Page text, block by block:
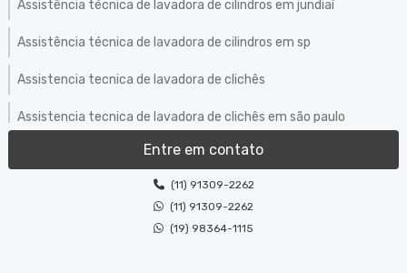
Assistência técnica de lavadora de cilindros em jundiaí
Assistência técnica de lavadora de cilindros em sp
Assistencia tecnica de lavadora de clichês
Assistencia tecnica de lavadora de clichês em são paulo
Assistência técnica de lavadora de clichês em sp
Assistência técnica de máquinas de limpeza de equipamentos
Entre em contato
(11) 91309-2262
(11) 91309-2262
(19) 98364-1115